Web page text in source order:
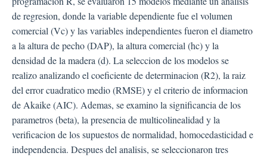
de regresion, donde la variable dependiente fue el volumen
comercial (Vc) y las variables independientes fueron el diametro
a la altura de pecho (DAP), la altura comercial (hc) y la
densidad de la madera (d). La seleccion de los modelos se
realizo analizando el coeficiente de determinacion (R2), la raiz
del error cuadratico medio (RMSE) y el criterio de informacion
de Akaike (AIC). Ademas, se examino la significancia de los
parametros (beta), la presencia de multicolinealidad y la
verificacion de los supuestos de normalidad, homocedasticidad e
independencia. Despues del analisis, se seleccionaron tres